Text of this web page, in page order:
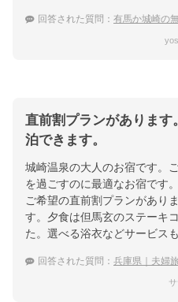
回答された質問： 有馬か城崎の無
直前割プランがあります
泊できます。
城崎温泉の大人のお宿です。
を過ごすのに最適なお宿です
ご希望の直前割プランがあり
す。夕食は但馬玄のステーキ
た。選べる浴衣などサービス
回答された質問： 兵庫県｜夫婦旅行！